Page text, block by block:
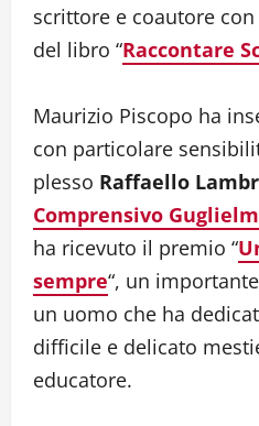
scrittore e coautore
del libro “Raccontare
Maurizio Piscopo ha
con particolare
plesso Raffaello
Comprensivo
ha ricevuto il premio “
sempre“, un
un uomo che ha
difficile e delicato
educatore.